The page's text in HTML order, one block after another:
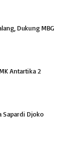
Dukung MBG
Antartika 2
Sapardi Djoko